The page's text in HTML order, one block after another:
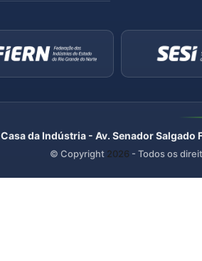
Casa da Indústria - Av. Senador
© Copyright 2026 - Todos os